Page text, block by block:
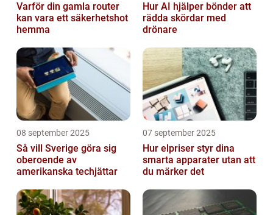
Varför din gamla router
kan vara ett säkerhetshot
hemma
Hur AI hjälper bönder att
rädda skördar med
drönare
08 september 2025
Så vill Sverige göra sig
oberoende av
amerikanska techjättar
07 september 2025
Hur elpriser styr dina
smarta apparater utan att
du märker det